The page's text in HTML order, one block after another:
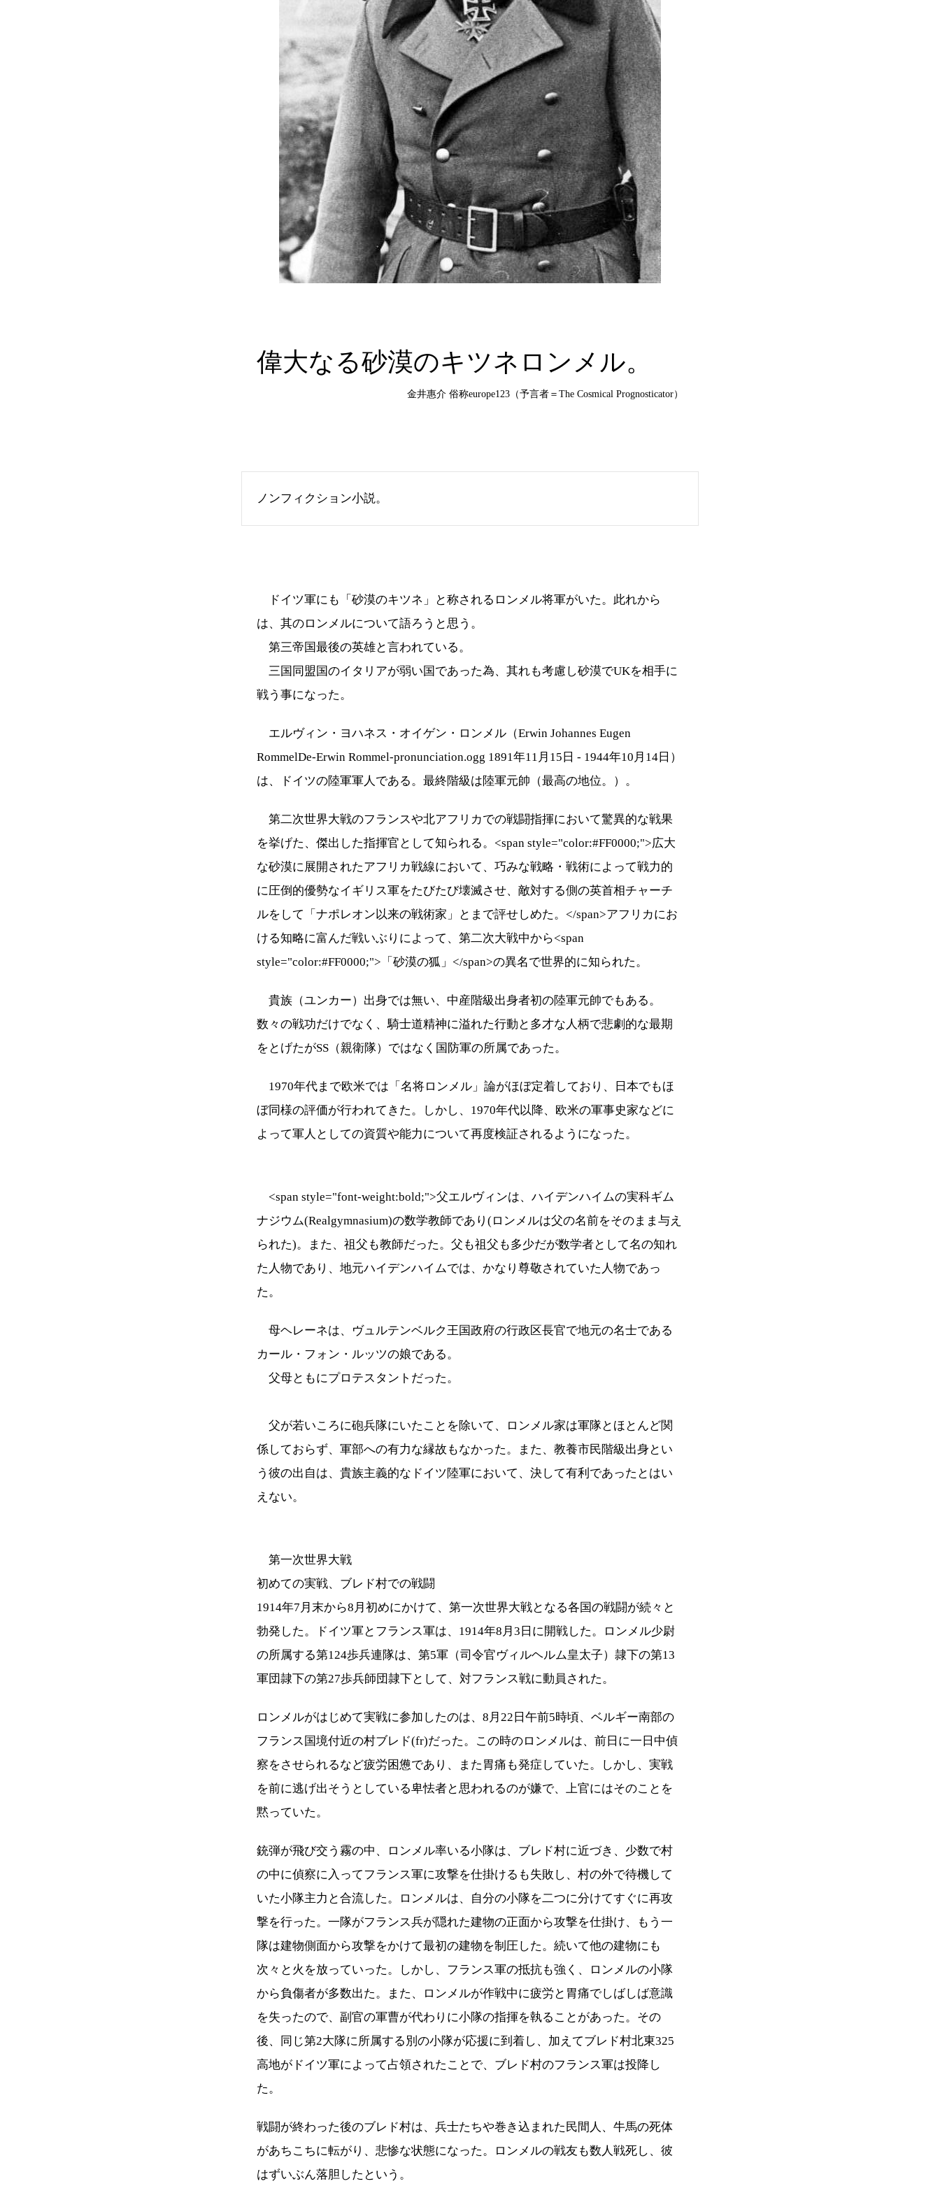
偉大なる砂漠のキツネロンメル。
金井惠介 俗称europe123（予言者＝The Cosmical Prognosticator）
ノンフィクション小説。
ドイツ軍にも「砂漠のキツネ」と称されるロンメル将軍がいた。此れから
は、其のロンメルについて語ろうと思う。
第三帝国最後の英雄と言われている。
三国同盟国のイタリアが弱い国であった為、其れも考慮し砂漠でUKを相手に
戦う事になった。
エルヴィン・ヨハネス・オイゲン・ロンメル（Erwin Johannes Eugen
RommelDe-Erwin Rommel-pronunciation.ogg 1891年11月15日 - 1944年10月14日）
は、ドイツの陸軍軍人である。最終階級は陸軍元帥（最高の地位。）。
第二次世界大戦のフランスや北アフリカでの戦闘指揮において驚異的な戦果
を挙げた、傑出した指揮官として知られる。<span style="color:#FF0000;">広大
な砂漠に展開されたアフリカ戦線において、巧みな戦略・戦術によって戦力的
に圧倒的優勢なイギリス軍をたびたび壊滅させ、敵対する側の英首相チャーチ
ルをして「ナポレオン以来の戦術家」とまで評せしめた。</span>アフリカにお
ける知略に富んだ戦いぶりによって、第二次大戦中から<span
style="color:#FF0000;">「砂漠の狐」</span>の異名で世界的に知られた。
貴族（ユンカー）出身では無い、中産階級出身者初の陸軍元帥でもある。
数々の戦功だけでなく、騎士道精神に溢れた行動と多才な人柄で悲劇的な最期
をとげたがSS（親衛隊）ではなく国防軍の所属であった。
1970年代まで欧米では「名将ロンメル」論がほぼ定着しており、日本でもほ
ぼ同様の評価が行われてきた。しかし、1970年代以降、欧米の軍事史家などに
よって軍人としての資質や能力について再度検証されるようになった。
<span style="font-weight:bold;">父エルヴィンは、ハイデンハイムの実科ギム
ナジウム(Realgymnasium)の数学教師であり(ロンメルは父の名前をそのまま与え
られた)。また、祖父も教師だった。父も祖父も多少だが数学者として名の知れ
た人物であり、地元ハイデンハイムでは、かなり尊敬されていた人物であっ
た。
母ヘレーネは、ヴュルテンベルク王国政府の行政区長官で地元の名士である
カール・フォン・ルッツの娘である。
父母ともにプロテスタントだった。
父が若いころに砲兵隊にいたことを除いて、ロンメル家は軍隊とほとんど関
係しておらず、軍部への有力な縁故もなかった。また、教養市民階級出身とい
う彼の出自は、貴族主義的なドイツ陸軍において、決して有利であったとはい
えない。
第一次世界大戦
初めての実戦、ブレド村での戦闘
1914年7月末から8月初めにかけて、第一次世界大戦となる各国の戦闘が続々と
勃発した。ドイツ軍とフランス軍は、1914年8月3日に開戦した。ロンメル少尉
の所属する第124歩兵連隊は、第5軍（司令官ヴィルヘルム皇太子）隷下の第13
軍団隷下の第27歩兵師団隷下として、対フランス戦に動員された。
ロンメルがはじめて実戦に参加したのは、8月22日午前5時頃、ベルギー南部の
フランス国境付近の村ブレド(fr)だった。この時のロンメルは、前日に一日中偵
察をさせられるなど疲労困憊であり、また胃痛も発症していた。しかし、実戦
を前に逃げ出そうとしている卑怯者と思われるのが嫌で、上官にはそのことを
黙っていた。
銃弾が飛び交う霧の中、ロンメル率いる小隊は、ブレド村に近づき、少数で村
の中に偵察に入ってフランス軍に攻撃を仕掛けるも失敗し、村の外で待機して
いた小隊主力と合流した。ロンメルは、自分の小隊を二つに分けてすぐに再攻
撃を行った。一隊がフランス兵が隠れた建物の正面から攻撃を仕掛け、もう一
隊は建物側面から攻撃をかけて最初の建物を制圧した。続いて他の建物にも
次々と火を放っていった。しかし、フランス軍の抵抗も強く、ロンメルの小隊
から負傷者が多数出た。また、ロンメルが作戦中に疲労と胃痛でしばしば意識
を失ったので、副官の軍曹が代わりに小隊の指揮を執ることがあった。その
後、同じ第2大隊に所属する別の小隊が応援に到着し、加えてブレド村北東325
高地がドイツ軍によって占領されたことで、ブレド村のフランス軍は投降し
た。
戦闘が終わった後のブレド村は、兵士たちや巻き込まれた民間人、牛馬の死体
があちこちに転がり、悲惨な状態になった。ロンメルの戦友も数人戦死し、彼
はずいぶん落胆したという。